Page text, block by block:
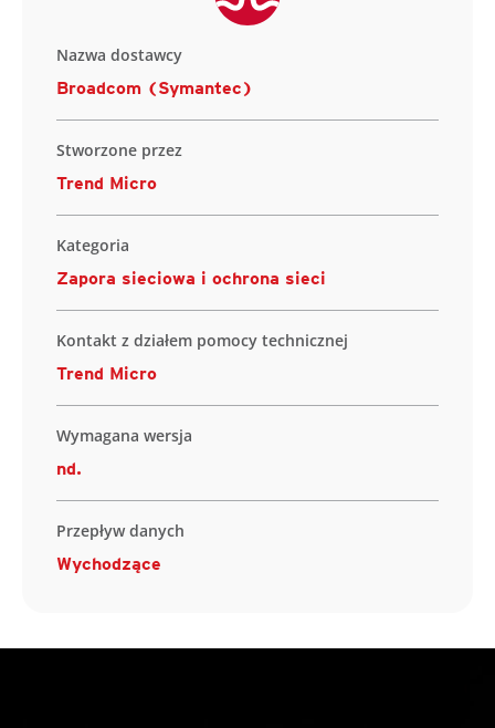
Nazwa dostawcy
Broadcom (Symantec)
Stworzone przez
Trend Micro
Kategoria
Zapora sieciowa i ochrona sieci
Kontakt z działem pomocy technicznej
Trend Micro
Wymagana wersja
nd.
Przepływ danych
Wychodzące